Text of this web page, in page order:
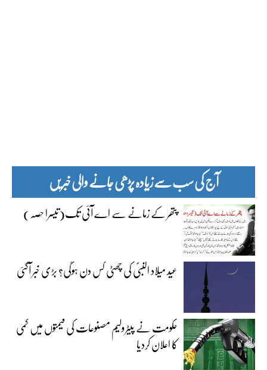
آج کی سب سے زیادہ پڑھی جانے والی خبریں
پتھر کے زمانے سے اے آئی تک(تیسرا حصہ)
عید میلاد النبیؐ کی چھٹی کس دن ہوگی؟ بڑی خبر آگئی
حکومت نے پیٹرولیم مصنوعات کی قیمتوں میں کمی
کا اعلان کردیا